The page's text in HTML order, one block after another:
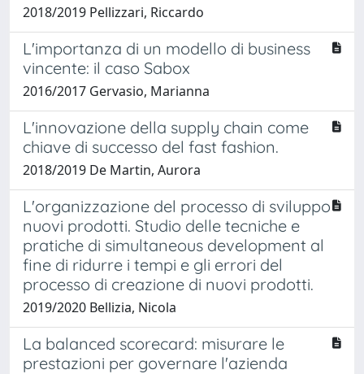
2018/2019 Pellizzari, Riccardo
L'importanza di un modello di business
vincente: il caso Sabox
2016/2017 Gervasio, Marianna
L'innovazione della supply chain come
chiave di successo del fast fashion.
2018/2019 De Martin, Aurora
L'organizzazione del processo di sviluppo
nuovi prodotti. Studio delle tecniche e
pratiche di simultaneous development al
fine di ridurre i tempi e gli errori del
processo di creazione di nuovi prodotti.
2019/2020 Bellizia, Nicola
La balanced scorecard: misurare le
prestazioni per governare l'azienda